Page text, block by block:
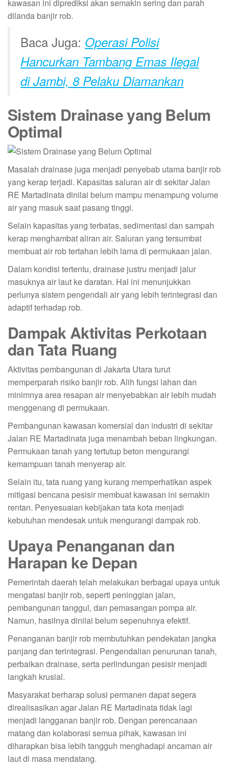
kawasan ini diprediksi akan semakin sering dan parah
dilanda banjir rob.
Baca Juga: Operasi Polisi
Hancurkan Tambang Emas Ilegal
di Jambi, 8 Pelaku Diamankan
Sistem Drainase yang Belum
Optimal
Masalah drainase juga menjadi penyebab utama banjir rob
yang kerap terjadi. Kapasitas saluran air di sekitar Jalan
RE Martadinata dinilai belum mampu menampung volume
air yang masuk saat pasang tinggi.
Selain kapasitas yang terbatas, sedimentasi dan sampah
kerap menghambat aliran air. Saluran yang tersumbat
membuat air rob tertahan lebih lama di permukaan jalan.
Dalam kondisi tertentu, drainase justru menjadi jalur
masuknya air laut ke daratan. Hal ini menunjukkan
perlunya sistem pengendali air yang lebih terintegrasi dan
adaptif terhadap rob.
Dampak Aktivitas Perkotaan
dan Tata Ruang
Aktivitas pembangunan di Jakarta Utara turut
memperparah risiko banjir rob. Alih fungsi lahan dan
minimnya area resapan air menyebabkan air lebih mudah
menggenang di permukaan.
Pembangunan kawasan komersial dan industri di sekitar
Jalan RE Martadinata juga menambah beban lingkungan.
Permukaan tanah yang tertutup beton mengurangi
kemampuan tanah menyerap air.
Selain itu, tata ruang yang kurang memperhatikan aspek
mitigasi bencana pesisir membuat kawasan ini semakin
rentan. Penyesuaian kebijakan tata kota menjadi
kebutuhan mendesak untuk mengurangi dampak rob.
Upaya Penanganan dan
Harapan ke Depan
Pemerintah daerah telah melakukan berbagai upaya untuk
mengatasi banjir rob, seperti peninggian jalan,
pembangunan tanggul, dan pemasangan pompa air.
Namun, hasilnya dinilai belum sepenuhnya efektif.
Penanganan banjir rob membutuhkan pendekatan jangka
panjang dan terintegrasi. Pengendalian penurunan tanah,
perbaikan drainase, serta perlindungan pesisir menjadi
langkah krusial.
Masyarakat berharap solusi permanen dapat segera
direalisasikan agar Jalan RE Martadinata tidak lagi
menjadi langganan banjir rob. Dengan perencanaan
matang dan kolaborasi semua pihak, kawasan ini
diharapkan bisa lebih tangguh menghadapi ancaman air
laut di masa mendatang.